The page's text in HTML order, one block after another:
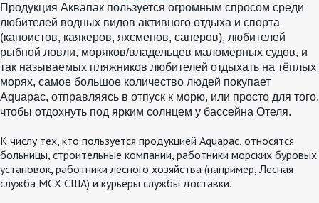
Продукция Аквапак пользуется огромным спросом среди
любителей водных видов активного отдыха и спорта
(каноистов, каякеров, яхсменов, саперов), любителей
рыбной ловли, моряков/владельцев маломерных судов, и
так называемых пляжников любителей отдыхать на тёплых
морях, самое большое количество людей покупает
Aquapac, отправляясь в отпуск к морю, или просто для того,
чтобы отдохнуть под ярким солнцем у бассейна Отеля.
К числу тех, кто пользуется продукцией Aquapac, относятся
больницы, строительные компании, работники морских буровых
установок, работники лесного хозяйства (например, Лесная
служба МСХ США) и курьеры службы доставки.